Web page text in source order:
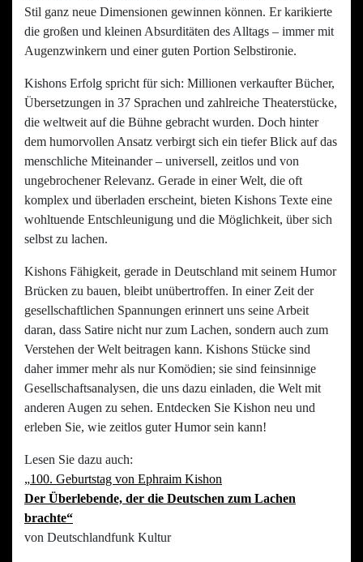
Stil ganz neue Dimensionen gewinnen können. Er karikierte
die großen und kleinen Absurditäten des Alltags – immer mit
Augenzwinkern und einer guten Portion Selbstironie.
Kishons Erfolg spricht für sich: Millionen verkaufter Bücher,
Übersetzungen in 37 Sprachen und zahlreiche Theaterstücke,
die weltweit auf die Bühne gebracht wurden. Doch hinter
dem humorvollen Ansatz verbirgt sich ein tiefer Blick auf das
menschliche Miteinander – universell, zeitlos und von
ungebrochener Relevanz. Gerade in einer Welt, die oft
komplex und überladen erscheint, bieten Kishons Texte eine
wohltuende Entschleunigung und die Möglichkeit, über sich
selbst zu lachen.
Kishons Fähigkeit, gerade in Deutschland mit seinem Humor
Brücken zu bauen, bleibt unübertroffen. In einer Zeit der
gesellschaftlichen Spannungen erinnert uns seine Arbeit
daran, dass Satire nicht nur zum Lachen, sondern auch zum
Verstehen der Welt beitragen kann. Kishons Stücke sind
daher immer mehr als nur Komödien; sie sind feinsinnige
Gesellschaftsanalysen, die uns dazu einladen, die Welt mit
anderen Augen zu sehen. Entdecken Sie Kishon neu und
erleben Sie, wie zeitlos guter Humor sein kann!
Lesen Sie dazu auch:
„100. Geburtstag von Ephraim Kishon
Der Überlebende, der die Deutschen zum Lachen
brachte“
von Deutschlandfunk Kultur